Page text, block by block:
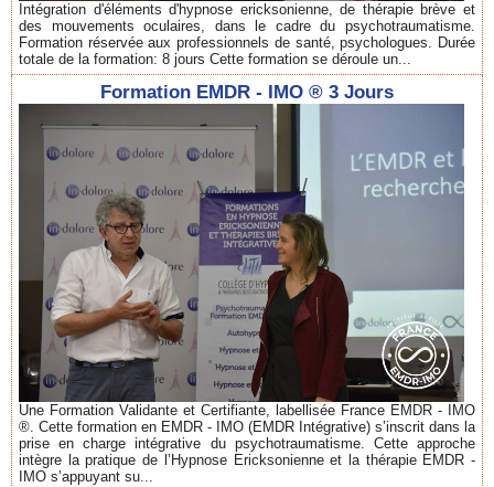
Intégration d'éléments d'hypnose ericksonienne, de thérapie brève et
des mouvements oculaires, dans le cadre du psychotraumatisme.
Formation réservée aux professionnels de santé, psychologues. Durée
totale de la formation: 8 jours Cette formation se déroule un...
Formation EMDR - IMO ® 3 Jours
Une Formation Validante et Certifiante, labellisée France EMDR - IMO
®. Cette formation en EMDR - IMO (EMDR Intégrative) s’inscrit dans la
prise en charge intégrative du psychotraumatisme. Cette approche
intègre la pratique de l’Hypnose Ericksonienne et la thérapie EMDR -
IMO s’appuyant su...